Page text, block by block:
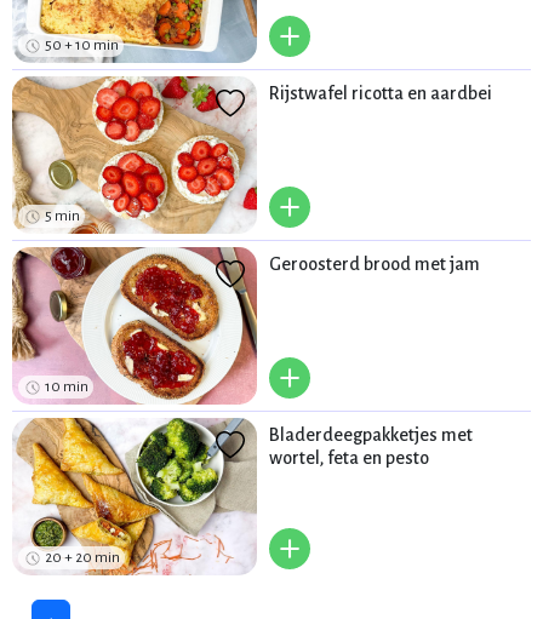
50 + 10 min +
5 min
Rijstwafel ricotta en aardbei
+
10 min
Geroosterd brood met jam
+
20 + 20 min
Bladerdeegpakketjes met
wortel, feta en pesto
+